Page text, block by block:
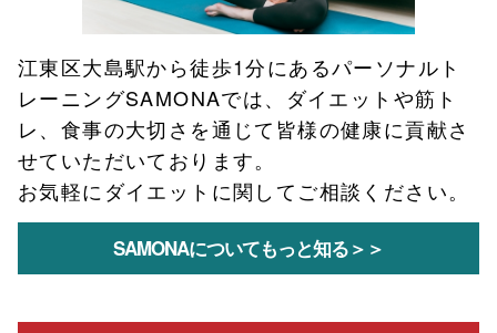
江東区大島駅から徒歩1分にあるパーソナルト
レーニングSAMONAでは、ダイエットや筋ト
レ、食事の大切さを通じて皆様の健康に貢献さ
せていただいております。
お気軽にダイエットに関してご相談ください。
SAMONAについてもっと知る＞＞